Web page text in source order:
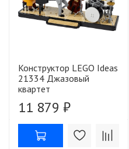
Конструктор LEGO Ideas
21334 Джазовый
квартет
11 879 ₽